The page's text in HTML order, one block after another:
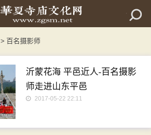
> 百名摄影师
沂蒙花海 平邑近人-百名摄影
师走进山东平邑
2017-05-22 22:11